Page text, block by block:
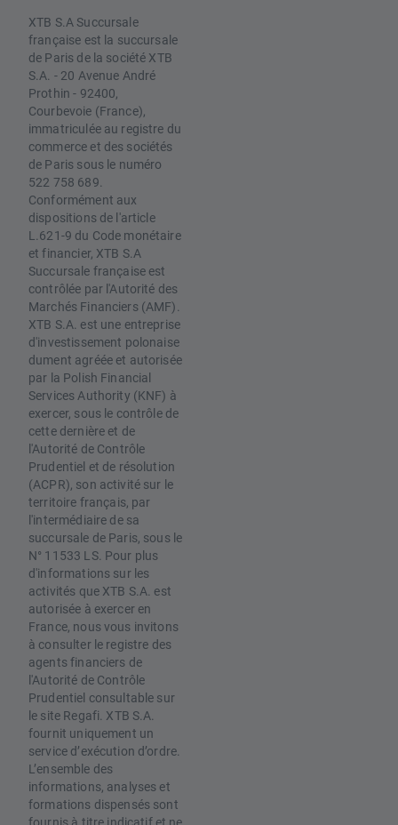
XTB S.A Succursale
française est la succursale
de Paris de la société XTB
S.A. - 20 Avenue André
Prothin - 92400,
Courbevoie (France),
immatriculée au registre du
commerce et des sociétés
de Paris sous le numéro
522 758 689.
Conformément aux
dispositions de l'article
L.621-9 du Code monétaire
et financier, XTB S.A
Succursale française est
contrôlée par l'Autorité des
Marchés Financiers (AMF).
XTB S.A. est une entreprise
d'investissement polonaise
dument agréée et autorisée
par la Polish Financial
Services Authority (KNF) à
exercer, sous le contrôle de
cette dernière et de
l'Autorité de Contrôle
Prudentiel et de résolution
(ACPR), son activité sur le
territoire français, par
l'intermédiaire de sa
succursale de Paris, sous le
N° 11533 LS. Pour plus
d'informations sur les
activités que XTB S.A. est
autorisée à exercer en
France, nous vous invitons
à consulter le registre des
agents financiers de
l'Autorité de Contrôle
Prudentiel consultable sur
le site Regafi. XTB S.A.
fournit uniquement un
service d’exécution d’ordre.
L’ensemble des
informations, analyses et
formations dispensés sont